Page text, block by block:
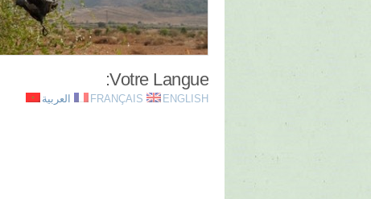
Votre Langue:
FRANÇAIS ENGLISH العربية